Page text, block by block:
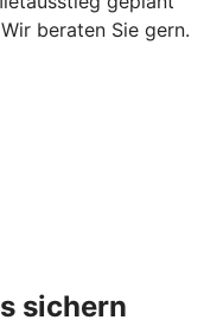
beraten Sie gern.
sichern